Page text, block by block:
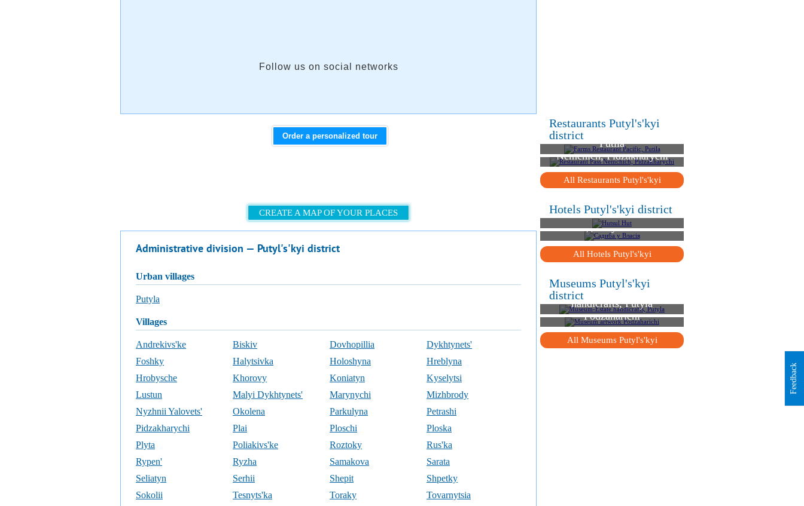
Follow us on social networks
Order a personalized tour
CREATE A MAP OF YOUR PLACES
Administrative division — Putyl's'kyi district
urban villages
Putyla
villages
Andrekivs'ke Biskiv Dovhopillia
Dykhtynets'
Foshky
Halytsivka Holoshyna
Hreblyna
Hrobysche
Khorovy Koniatyn
Kyselytsi
Lustun
Malyi Dykhtynets' Marynychi
Mizhbrody
Nyzhnii Yalovets'
Okolena Parkulyna
Petrashi
Pidzakharychi
Plai Ploschi
Ploska
Plyta
Poliakivs'ke Roztoky
Rus'ka
Rypen'
Ryzha Samakova
Sarata
Seliatyn
Serhii Shepit
Shpetky
Sokolii
Tesnyts'ka Toraky
Tovarnytsia
Restaurants Putyl's'kyi
district
Farms Restaurant Pacific,
Putila
Restaurant Pass
Nemchich, Pidzakharychi
All Restaurants Putyl's'kyi
Hotels Putyl's'kyi district
Hutsul Hut
Садиба у Власія
All Hotels Putyl's'kyi
Museums Putyl's'kyi
districtMuseum-Estate
handicrafts, Putyla
Museum artwork
Podzaharichi
All Museums Putyl's'kyi
Feedback